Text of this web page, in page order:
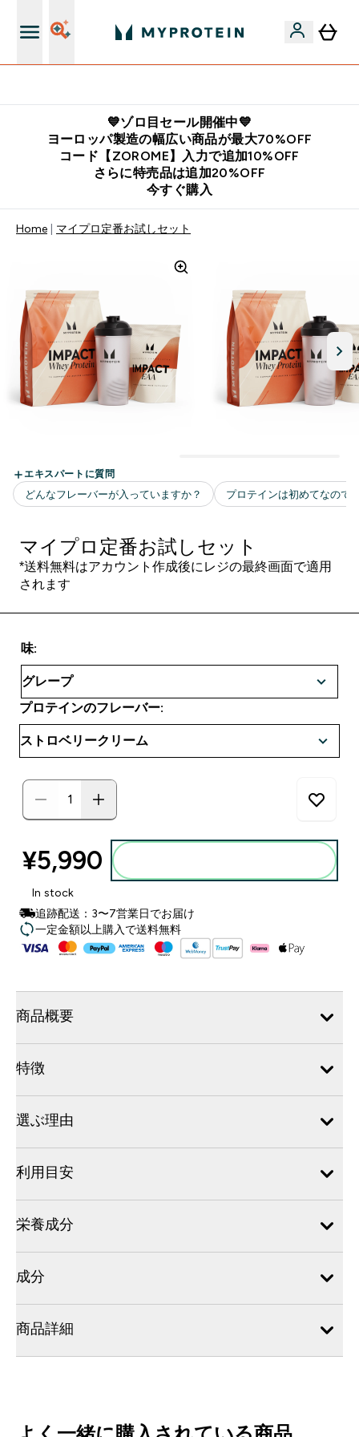
💙ゾロ目セール開催中💙
ヨーロッパ製造の幅広い商品が最大70%OFF
コード【ZOROME】入力で追加10%OFF
さらに特売品は追加20%OFF
今すぐ購入
Home マイプロ定番お試しセット
マイプロ定番お試しセット
*送料無料はアカウント作成後にレジの最終画面で適用
されます
味:
プロテインのフレーバー:
¥5,990‎
In stock
追跡配送：3〜7営業日でお届け
一定金額以上購入で送料無料
商品概要
特徴
選ぶ理由
利用目安
栄養成分
成分
商品詳細